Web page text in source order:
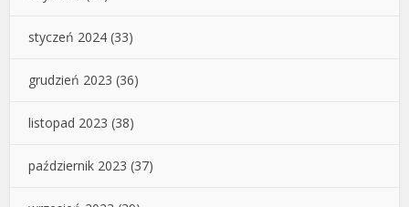
styczeń 2024 (33)
grudzień 2023 (36)
listopad 2023 (38)
październik 2023 (37)